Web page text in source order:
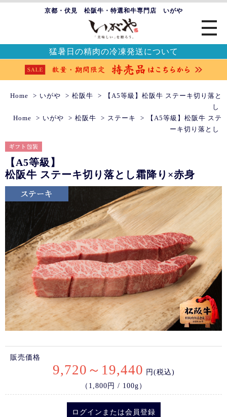
京都・伏見 松阪牛・特選和牛専門店 いがや
猛暑日の精肉の冷凍発送について
Home いがや 松阪牛
【A5等級】松阪牛 ステーキ切り落と
し
Home
いがや 松阪牛 ステーキ
【A5等級】松阪牛 ステ
ーキ切り落とし
【A5等級】
松阪牛 ステーキ切り落とし霜降り×赤身
販売価格
9,720～19,440 円(税込)
（1,800円 / 100g）
ログイン または会員登録